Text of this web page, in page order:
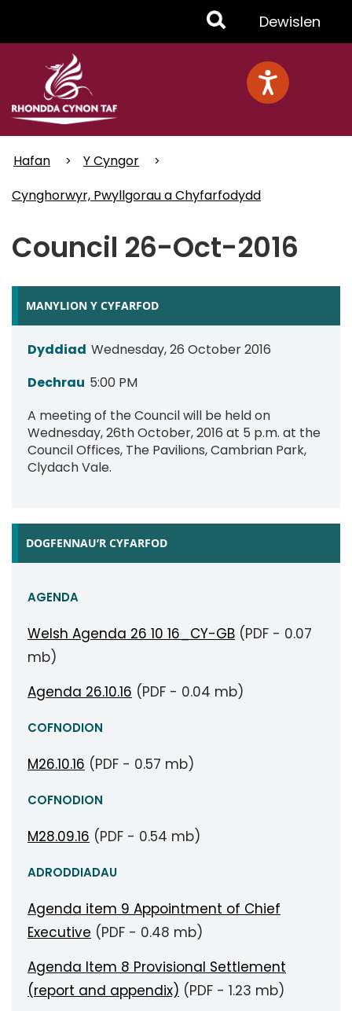
Toggle
Menu
Dewislen
Hafan
Y Cyngor
Cynghorwyr, Pwyllgorau a Chyfarfodydd
Council 26-Oct-2016
MANYLION Y CYFARFOD
Dyddiad Wednesday, 26 October 2016
Dechrau 5:00 PM
A meeting of the Council will be held on
Wednesday, 26th October, 2016 at 5 p.m. at the
Council Offices, The Pavilions, Cambrian Park,
Clydach Vale.
DOGFENNAU’R CYFARFOD
AGENDA
Welsh Agenda 26 10 16_CY-GB (PDF - 0.07
mb)
Agenda 26.10.16 (PDF - 0.04 mb)
COFNODION
M26.10.16 (PDF - 0.57 mb)
COFNODION
M28.09.16 (PDF - 0.54 mb)
ADRODDIADAU
Agenda item 9 Appointment of Chief
Executive (PDF - 0.48 mb)
Agenda Item 8 Provisional Settlement
(report and appendix) (PDF - 1.23 mb)